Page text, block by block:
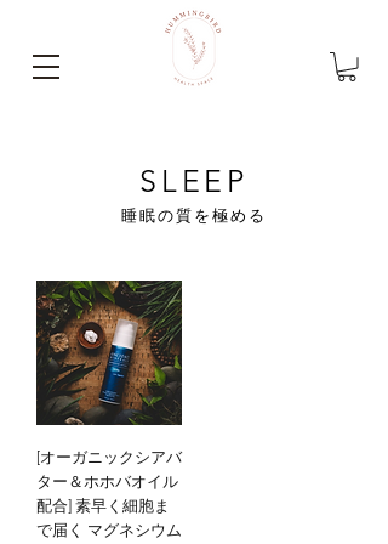
SLEEP
睡眠の質を極める
[オーガニックシアバ
ター＆ホホバオイル
配合] 素早く細胞ま
で届く マグネシウム